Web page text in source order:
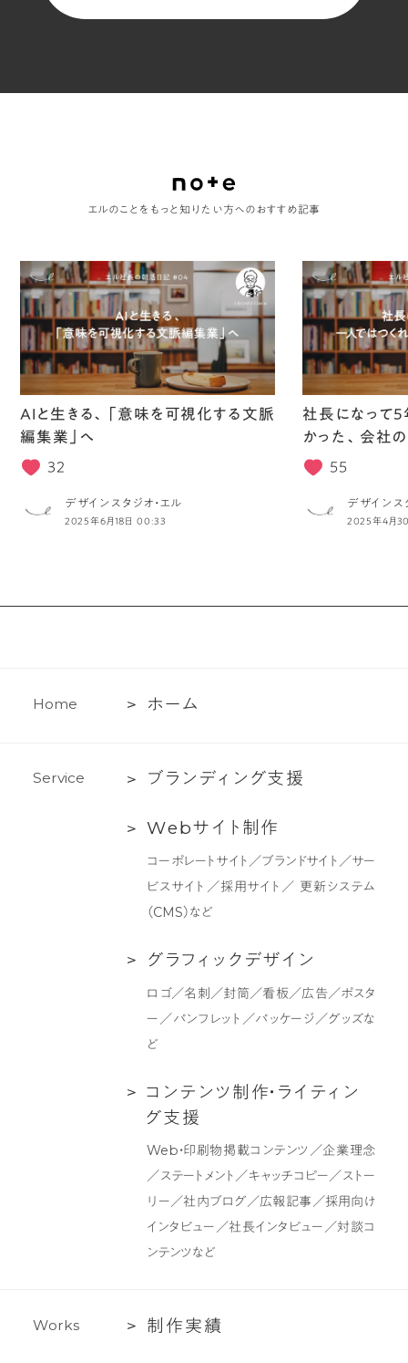
エルのことをもっと知りたい方へのおすすめ記事
AIと生きる、「意味を可視化する文脈
編集業」へ
32
デザインスタジオ・エル
2025年6月18日 00:33
社長になって5
かった、会社
55
デザインス
2025年4月
Home
ホ
ホーム
Service
ブ
ン
支
ブラ ン ディ ン グ支援
Web
作
Webサ イ ト 制 作
コーポレートサイト／ブランドサイト／サー
ビスサイト／採用サイト／ 更新システム
（CMS）など
グ
ク
グラフ ィ ッ ク デザイ ン
ロゴ／名刺／封筒／看板／広告／ポスタ
ー／パンフレット／パッケージ／グッズな
ど
コ
作・
テ
コ ン テ ン ツ制 作・ ラ イ ティ ン
グ支援
Web・印刷物掲載コンテンツ／企業理念
／ステートメント／キャッチコピー／ストー
リー／社内ブログ／広報記事／採用向け
インタビュー／社長インタビュー／対談コ
ンテンツなど
Works
制 制 作実績